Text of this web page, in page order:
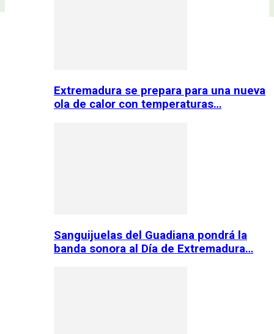
Extremadura se prepara para una nueva
ola de calor con temperaturas…
Sanguijuelas del Guadiana pondrá la
banda sonora al Día de Extremadura…